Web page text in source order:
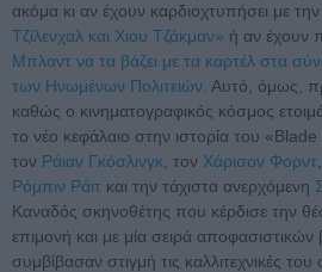
ακόμα κι αν έχουν καρδιοχτυπήσει με την
Τζίλενχαλ και Χιου Τζάκμαν» ή αν έχουν
Μπλαντ να τα βάζει με τα καρτέλ στα
των Ηνωμένων Πολιτειών. Αυτό, όμως,
καθώς ο κινηματογραφικός κόσμος
το νέο κεφάλαιο στην ιστορία του
τον Ράιαν Γκόσλινγκ , τον Χάρισον Φορντ
Ρόμπιν Ράιτ και την τάχιστα ανερχόμενη
Καναδός σκηνοθέτης που κέρδισε την
επιμονή και με μία σειρά
συμβίβασαν στιγμή τις καλλιτεχνικές